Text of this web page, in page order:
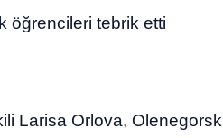
öğrencileri tebrik etti
Larisa Orlova, Olenegorsk